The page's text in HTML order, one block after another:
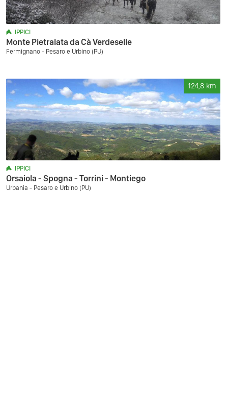
IPPICI
Monte Pietralata da Cà Verdeselle
Fermignano - Pesaro e Urbino (PU)
124,8 km
IPPICI
Orsaiola - Spogna - Torrini - Montiego
Urbania - Pesaro e Urbino (PU)